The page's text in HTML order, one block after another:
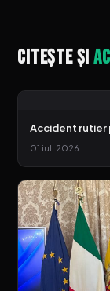
Citește și
Accident rutier
01 iul. 2026